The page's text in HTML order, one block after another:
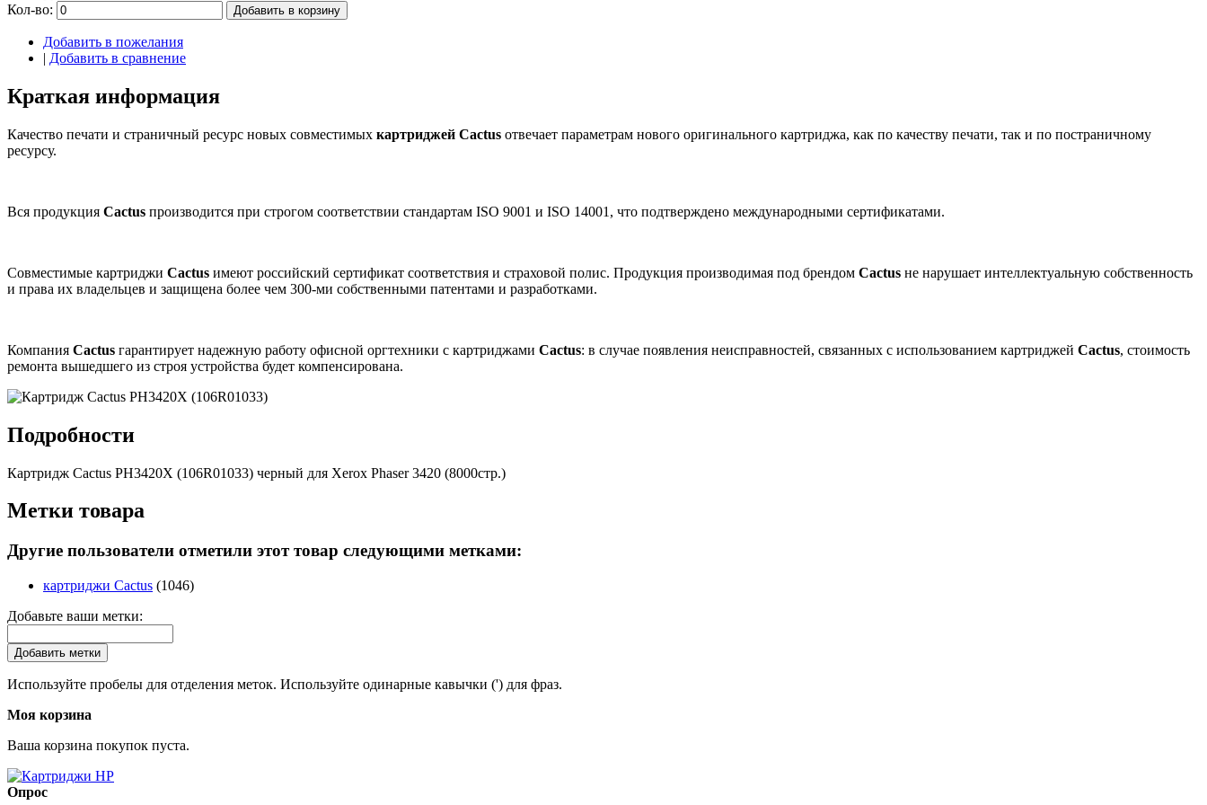
Кол-во:
Добавить в корзину
Добавить в пожелания
| Добавить в сравнение
Краткая информация
Качество печати и страничный ресурс новых совместимых картриджей Cactus отвечает параметрам нового оригинального картриджа, как по качеству печати, так и по постраничному
ресурсу.
Вся продукция Cactus производится при строгом соответствии стандартам ISO 9001 и ISO 14001, что подтверждено международными сертификатами.
Совместимые картриджи Cactus имеют российский сертификат соответствия и страховой полис. Продукция производимая под брендом Cactus не нарушает интеллектуальную собственность
и права их владельцев и защищена более чем 300-ми собственными патентами и разработками.
Компания Cactus гарантирует надежную работу офисной оргтехники с картриджами Cactus: в случае появления неисправностей, связанных с использованием картриджей Cactus, стоимость
ремонта вышедшего из строя устройства будет компенсирована.
Подробности
Картридж Cactus PH3420X (106R01033) черный для Xerox Phaser 3420 (8000стр.)
Метки товара
Другие пользователи отметили этот товар следующими метками:
картриджи Cactus (1046)
Добавьте ваши метки:
Добавить метки
Используйте пробелы для отделения меток. Используйте одинарные кавычки (') для фраз.
Моя корзина
Ваша корзина покупок пуста.
Опрос